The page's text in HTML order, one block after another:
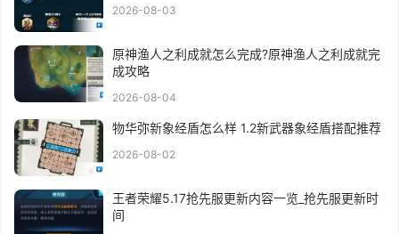
2026-08-03
原神渔人之利成就怎么完成?原神渔人之利成就完
成攻略
2026-08-04
物华弥新象经盾怎么样 1.2新武器象经盾搭配推荐
2026-08-02
王者荣耀5.17抢先服更新内容一览_抢先服更新时
间